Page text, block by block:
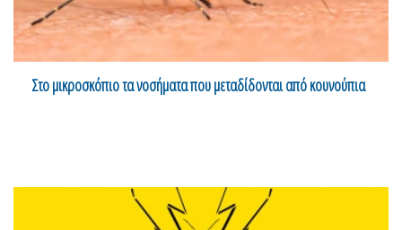
Στο μικροσκόπιο τα νοσήματα που μεταδίδονται από κουνούπια